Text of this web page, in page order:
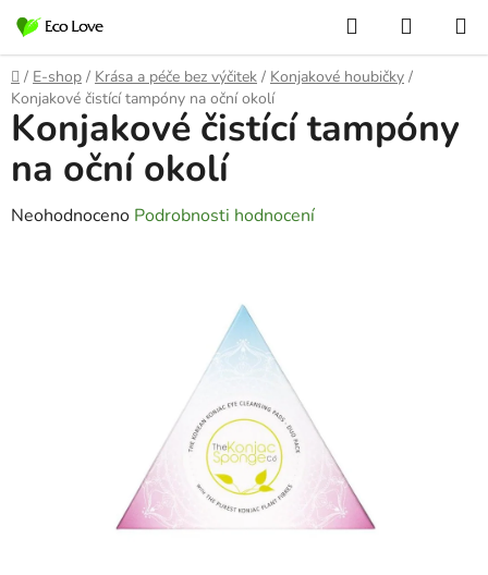
obsah
Hledat
KOŠÍK
Domů
/ E-shop / Krása a péče bez výčitek / Konjakové houbičky /
Konjakové čistící tampóny na oční okolí
Konjakové čistící tampóny
na oční okolí
Průměrné
Neohodnoceno Podrobnosti hodnocení